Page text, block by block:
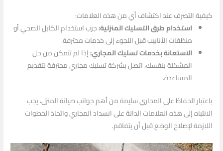
كيفية التصرف عند اكتشاف أي من هذه العلامات:
استخدام طرق التسليك المنزلية:جرب استخدام الكابل الصحي أو
منظفات الأنابيب قبل اللجوء إلى خدمات محترفة.
الاستعانة بخدمات تسليك المجاري:إذا لم تتمكن من حل
المشكلة بنفسك، اتصل بشركة تسليك مجاري محترفة لتقديم
المساعدة.
باعتبار الحفاظ على المجاري سليمة من أهم جوانب صيانة المنزل، يجب
الانتباه إلى هذه العلامات الدالة على انسداد المجاري واتخاذ الخطوات
اللازمة لإصلاح الوضع قبل أن يتفاقم.